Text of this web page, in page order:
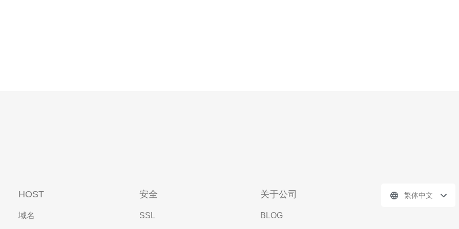
HOST
域名
安全
SSL
关于公司
BLOG
繁体中文